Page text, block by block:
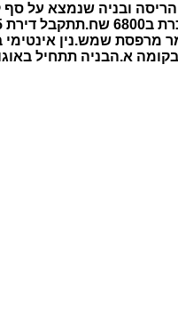
הריסה ובניה שנמצא על סף
א.הבניה תתחיל באוגוסט